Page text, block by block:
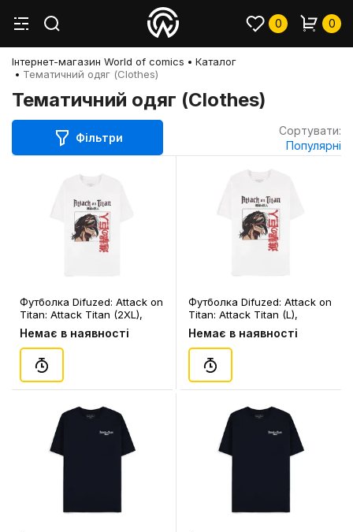
0 0
Інтернет-магазин World of comics
Каталог
Тематичний одяг (Clothes)
Тематичний одяг (Clothes)
Фільтри
Сортувати:
Популярні
Футболка Difuzed: Attack on
Titan: Attack Titan (2XL),
(388602)
Немає в наявності
Футболка Difuzed: Attack on
Titan: Attack Titan (L),
(388589)
Немає в наявності